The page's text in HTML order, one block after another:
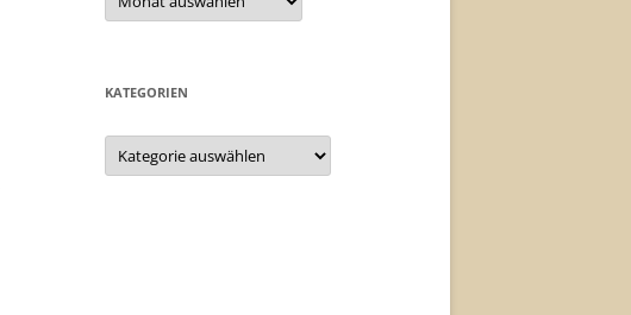
KATEGORIEN
Kategorien